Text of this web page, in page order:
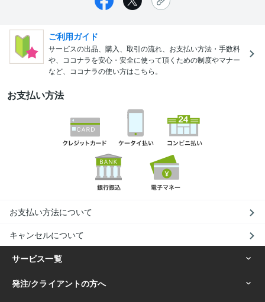
ご利用ガイド
サービスの出品、購入、取引の流れ、お支払い方法・手数料
や、ココナラを安心・安全に使って頂くための制度やマナー
など、ココナラの使い方はこちら。
お支払い方法
お支払い方法について
キャンセルについて